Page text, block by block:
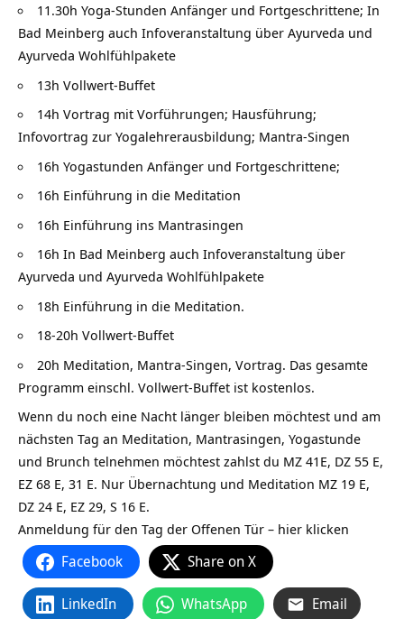
11.30h Yoga-Stunden Anfänger und Fortgeschrittene; In
Bad Meinberg auch Infoveranstaltung über Ayurveda und
Ayurveda Wohlfühlpakete
13h Vollwert-Buffet
14h Vortrag mit Vorführungen; Hausführung;
Infovortrag zur Yogalehrerausbildung; Mantra-Singen
16h Yogastunden Anfänger und Fortgeschrittene;
16h Einführung in die Meditation
16h Einführung ins Mantrasingen
16h In Bad Meinberg auch Infoveranstaltung über
Ayurveda und Ayurveda Wohlfühlpakete
18h Einführung in die Meditation.
18-20h Vollwert-Buffet
20h Meditation, Mantra-Singen, Vortrag. Das gesamte
Programm einschl. Vollwert-Buffet ist kostenlos.
Wenn du noch eine Nacht länger bleiben möchtest und am
nächsten Tag an Meditation, Mantrasingen, Yogastunde
und Brunch telnehmen möchtest zahlst du MZ 41E, DZ 55 E,
EZ 68 E, 31 E. Nur Übernachtung und Meditation MZ 19 E,
DZ 24 E, EZ 29, S 16 E.
Anmeldung für den Tag der Offenen Tür – hier klicken
Facebook Share on X
LinkedIn WhatsApp Email